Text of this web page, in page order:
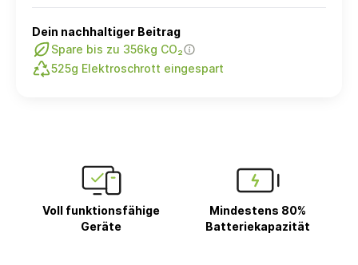
Dein nachhaltiger Beitrag
Spare bis zu 356kg CO₂
525g Elektroschrott eingespart
Voll funktionsfähige
Geräte
Mindestens 80%
Batteriekapazität